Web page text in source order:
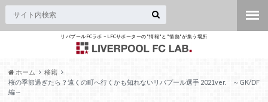
リバプールFCラボ – LFCサポーターの"情報"と"情熱"が集う場所
ホーム
移籍
桜の季節過ぎたら？遠くの町へ行くかも知れないリバプール選手 2021ver. ～GK/DF
編～